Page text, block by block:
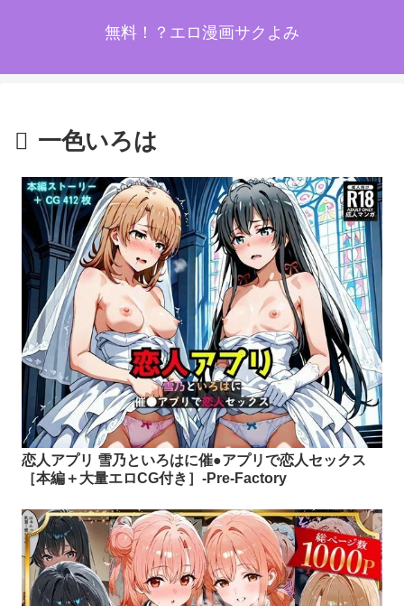
無料！？エロ漫画サクよみ
一色いろは
恋人アプリ 雪乃といろはに催●アプリで恋人セックス
［本編＋大量エロCG付き］-Pre-Factory